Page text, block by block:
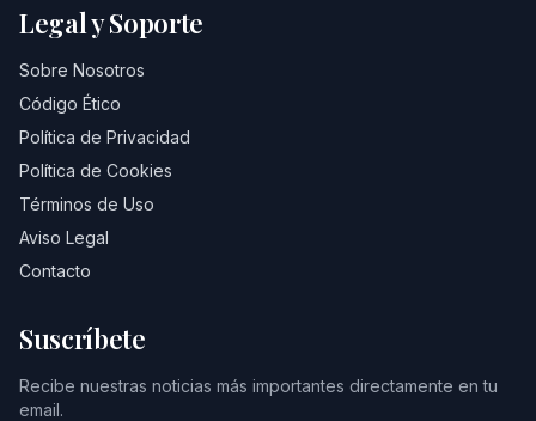
Legal y Soporte
Sobre Nosotros
Código Ético
Política de Privacidad
Política de Cookies
Términos de Uso
Aviso Legal
Contacto
Suscríbete
Recibe nuestras noticias más importantes directamente en tu
email.